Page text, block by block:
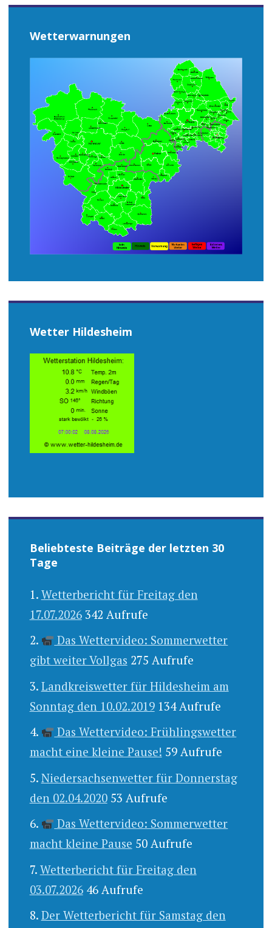
Wetterwarnungen
Wetter Hildesheim
Beliebteste Beiträge der letzten 30
Tage
Wetterbericht für Freitag den
17.07.2026 342 Aufrufe
Das Wettervideo: Sommerwetter
gibt weiter Vollgas 275 Aufrufe
Landkreiswetter für Hildesheim am
Sonntag den 10.02.2019 134 Aufrufe
Das Wettervideo: Frühlingswetter
macht eine kleine Pause! 59 Aufrufe
Niedersachsenwetter für Donnerstag
den 02.04.2020 53 Aufrufe
Das Wettervideo: Sommerwetter
macht kleine Pause 50 Aufrufe
Wetterbericht für Freitag den
03.07.2026 46 Aufrufe
Der Wetterbericht für Samstag den